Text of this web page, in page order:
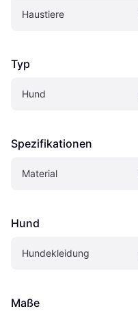
Haustiere
Typ
Hund
Spezifikationen
Material
Hund
Hundekleidung
Maße